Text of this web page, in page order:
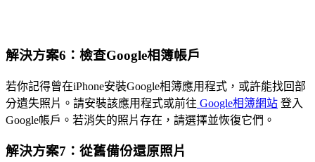
解決方案6：檢查Google相簿帳戶
若你記得曾在iPhone安裝Google相簿應用程式，或許能找回部
分遺失照片。請安裝該應用程式或前往 Google相簿網站 登入
Google帳戶。若消失的照片存在，請選擇並恢復它們。
解決方案7：從舊備份還原照片